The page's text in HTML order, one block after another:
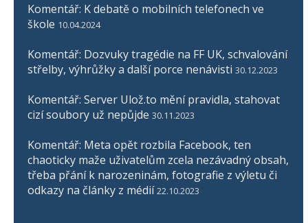
Komentář: K debatě o mobilních telefonech ve
škole 10.04.2024
Komentář: Dozvuky tragédie na FF UK, schvalování
střelby, výhrůžky a další porce nenávisti 30.12.2023
Komentář: Server Ulož.to mění pravidla, stahovat
cizí soubory už nepůjde 30.11.2023
Komentář: Meta opět rozbila Facebook, ten
chaoticky maže uživatelům zcela nezávadný obsah,
třeba přání k narozeninám, fotografie z výletu či
odkazy na články z médií 22.10.2023